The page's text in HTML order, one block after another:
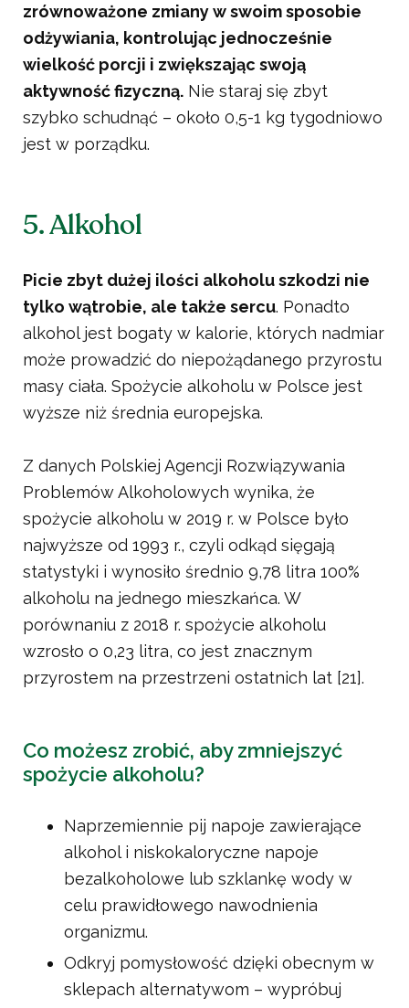
zrównoważone zmiany w swoim sposobie
odżywiania, kontrolując jednocześnie
wielkość porcji i zwiększając swoją
aktywność fizyczną. Nie staraj się zbyt
szybko schudnąć – około 0,5-1 kg tygodniowo
jest w porządku.
5. Alkohol
Picie zbyt dużej ilości alkoholu szkodzi nie
tylko wątrobie, ale także sercu. Ponadto
alkohol jest bogaty w kalorie, których nadmiar
może prowadzić do niepożądanego przyrostu
masy ciała. Spożycie alkoholu w Polsce jest
wyższe niż średnia europejska.
Z danych Polskiej Agencji Rozwiązywania
Problemów Alkoholowych wynika, że
spożycie alkoholu w 2019 r. w Polsce było
najwyższe od 1993 r., czyli odkąd sięgają
statystyki i wynosiło średnio 9,78 litra 100%
alkoholu na jednego mieszkańca. W
porównaniu z 2018 r. spożycie alkoholu
wzrosło o 0,23 litra, co jest znacznym
przyrostem na przestrzeni ostatnich lat [21].
Co możesz zrobić, aby zmniejszyć
spożycie alkoholu?
Naprzemiennie pij napoje zawierające
alkohol i niskokaloryczne napoje
bezalkoholowe lub szklankę wody w
celu prawidłowego nawodnienia
organizmu.
Odkryj pomysłowość dzięki obecnym w
sklepach alternatywom – wypróbuj